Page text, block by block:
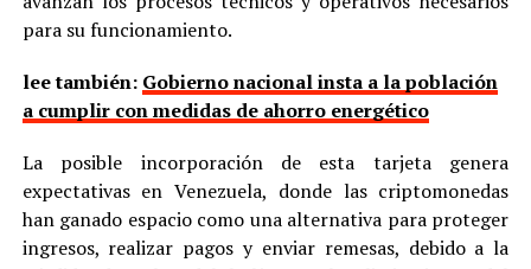
para su funcionamiento.
lee también: Gobierno nacional insta a la población
a cumplir con medidas de ahorro energético
La posible incorporación de esta tarjeta genera
expectativas en Venezuela, donde las criptomonedas
han ganado espacio como una alternativa para proteger
ingresos, realizar pagos y enviar remesas, debido a la